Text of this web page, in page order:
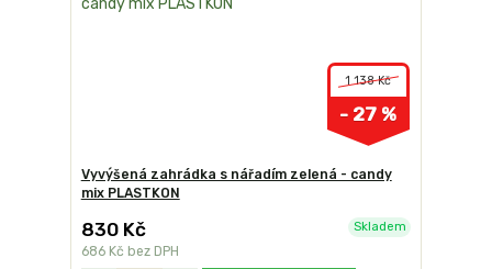
1 138 Kč
- 27 %
Vyvýšená zahrádka s nářadím zelená - candy
mix PLASTKON
830 Kč
686 Kč bez DPH
Skladem